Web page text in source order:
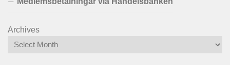
Archives